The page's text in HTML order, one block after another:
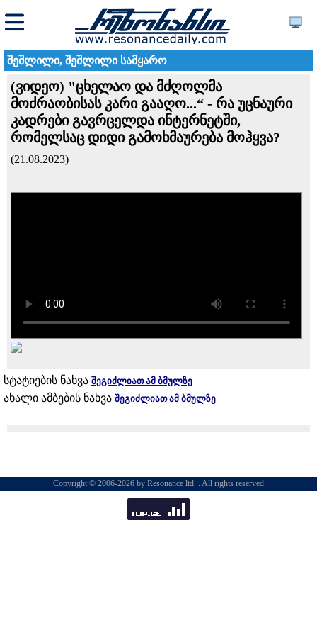
შეშლილი, შეშლილი სამყარო
(ვიდეო) "ცხელაო და მძღოლმა
მოძრაობისას კარი გააღო...“ - რა უცნაური
კადრები გავრცელდა ინტერნეტში,
რომელსაც დიდი გამოხმაურება მოჰყვა?
(21.08.2023)
სტატიების ნახვა შეგიძლიათ ამ ბმულზე
ახალი ამბების ნახვა შეგიძლიათ ამ ბმულზე
Copyright © 2006-2026 by Resonance ltd. . All rights reserved